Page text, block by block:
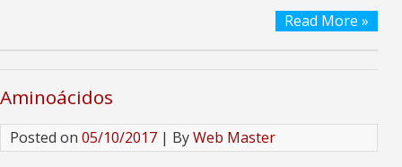
Read More »
Aminoácidos
Posted on 05/10/2017 | ByWeb Master